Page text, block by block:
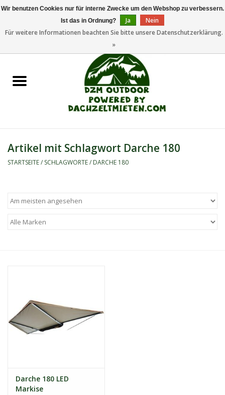
Dachzeltanhänger
Camping/Outdoor
Marken
Artikel mit Schlagwort Darche 180
STARTSEITE/ SCHLAGWORTE/ DARCHE 180
Darche 180 LED
Markise
Wir benutzen Cookies nur für interne Zwecke um den Webshop zu verbessern.
Ist das in Ordnung?
Ja
Nein
Für weitere Informationen beachten Sie bitte unsere Datenschutzerklärung.
»